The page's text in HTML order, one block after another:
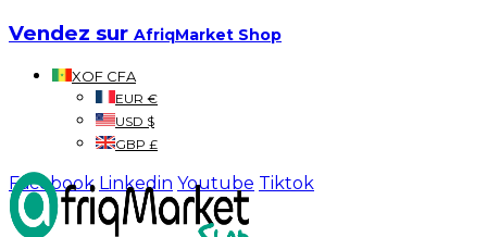
Vendez sur AfriqMarket Shop
XOF CFA
EUR €
USD $
GBP £
Facebook Linkedin Youtube Tiktok